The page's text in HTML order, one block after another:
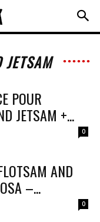
JETSAM
POUR
JETSAM +...
0
AND
–...
0